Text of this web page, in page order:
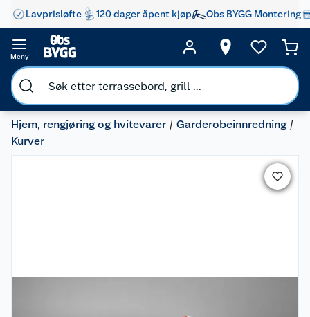
Lavprisløfte 120 dager åpent kjøp Obs BYGG Montering
Meny
Hjem, rengjøring og hvitevarer
Garderobeinnredning
Kurver